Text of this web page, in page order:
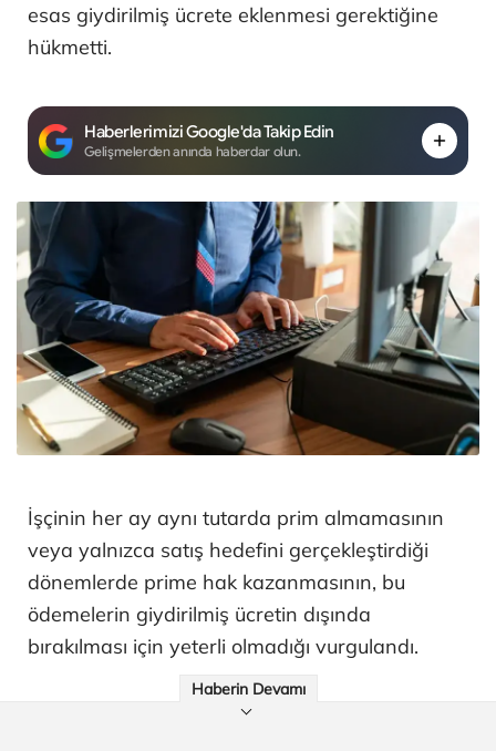
esas giydirilmiş ücrete eklenmesi gerektiğine
hükmetti.
Haberlerimizi Google'da Takip Edin
Gelişmelerden anında haberdar olun.
İşçinin her ay aynı tutarda prim almamasının
veya yalnızca satış hedefini gerçekleştirdiği
dönemlerde prime hak kazanmasının, bu
ödemelerin giydirilmiş ücretin dışında
bırakılması için yeterli olmadığı vurgulandı.
Haberin Devamı